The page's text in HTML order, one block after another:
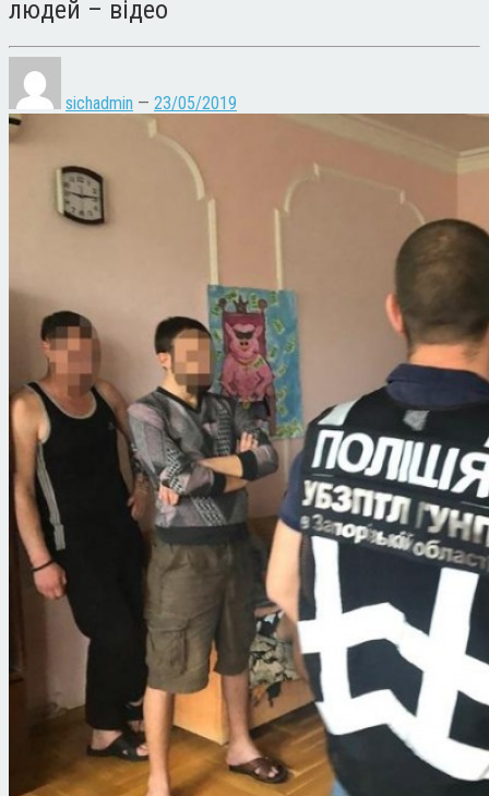
людей – відео
sichadmin — 23/05/2019